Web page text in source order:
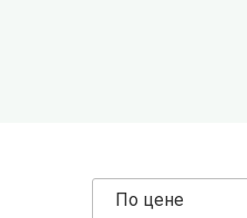
По цене